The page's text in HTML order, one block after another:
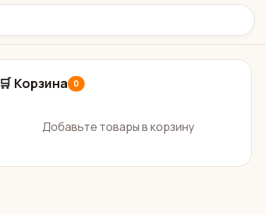
🛒 Корзина 0
Добавьте товары в корзину